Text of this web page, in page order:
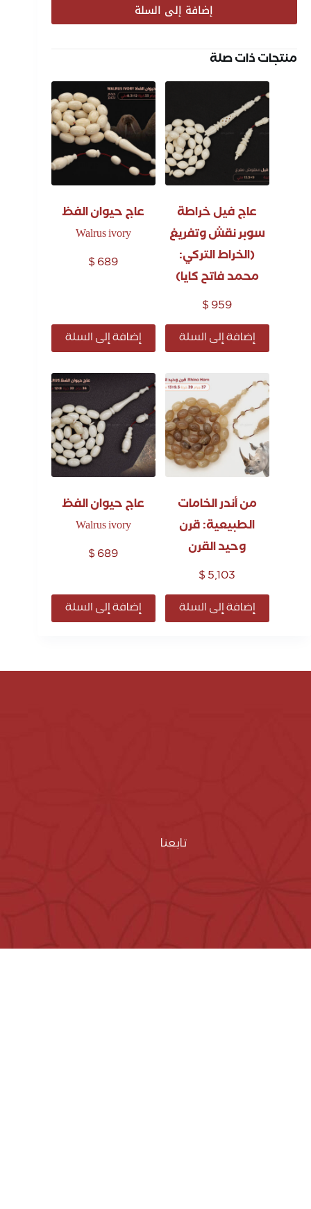
إضافة إلى السلة
منتجات ذات صلة
عاج فيل خراطة
سوبر نقش وتفريغ
(الخراط التركي:
محمد فاتح كايا)
$959
إضافة إلى السلة
عاج حيوان الفظ
Walrus ivory
$689
إضافة إلى السلة
من أندر الخامات
الطبيعية: قرن
وحيد القرن
$5,103
إضافة إلى السلة
عاج حيوان الفظ
Walrus ivory
$689
إضافة إلى السلة
تابعنا